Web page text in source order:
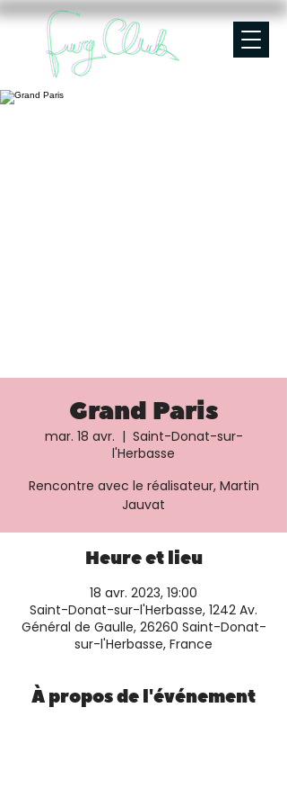
Grand Paris
mar. 18 avr.
  |
Saint-Donat-sur-
l'Herbasse
Rencontre avec le réalisateur, Martin
Jauvat
Heure et lieu
18 avr. 2023, 19:00
Saint-Donat-sur-l'Herbasse, 1242 Av.
Général de Gaulle, 26260 Saint-Donat-
sur-l'Herbasse, France
À propos de l'événement